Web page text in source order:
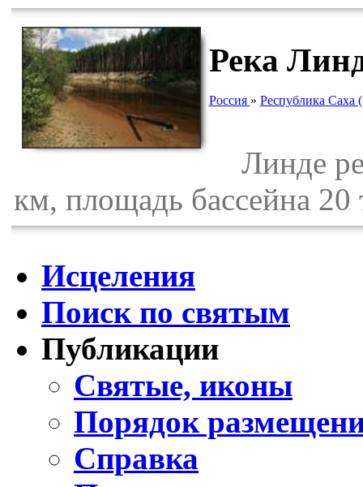
Река
Россия » Республика Саха
Линде
км, площадь бассейна
Исцеления
Поиск по святым
Публикации
Святые, иконы
Порядок
Справка